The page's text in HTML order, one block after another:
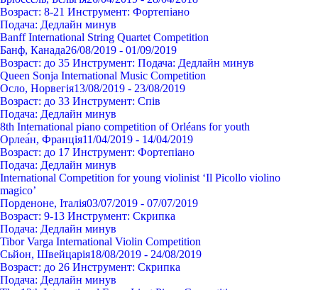
Возраст: 8-21 Инструмент: Фортепіано
Подача: Дедлайн минув
Banff International String Quartet Competition
Банф, Канада26/08/2019 - 01/09/2019
Возраст: до 35 Инструмент: Подача: Дедлайн минув
Queen Sonja International Music Competition
Осло, Норвегія13/08/2019 - 23/08/2019
Возраст: до 33 Инструмент: Спів
Подача: Дедлайн минув
8th International piano competition of Orléans for youth
Орлеа́н, Франція11/04/2019 - 14/04/2019
Возраст: до 17 Инструмент: Фортепіано
Подача: Дедлайн минув
International Competition for young violinist ‘Il Picollo violino
magico’
Порденоне, Італія03/07/2019 - 07/07/2019
Возраст: 9-13 Инструмент: Cкрипка
Подача: Дедлайн минув
Tibor Varga International Violin Competition
Сьйон, Швейцарія18/08/2019 - 24/08/2019
Возраст: до 26 Инструмент: Cкрипка
Подача: Дедлайн минув